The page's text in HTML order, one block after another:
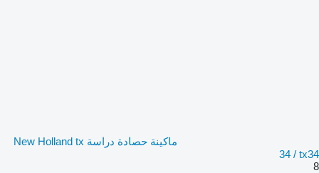
ماكينة حصادة دراسة New Holland tx
34 / tx34
8